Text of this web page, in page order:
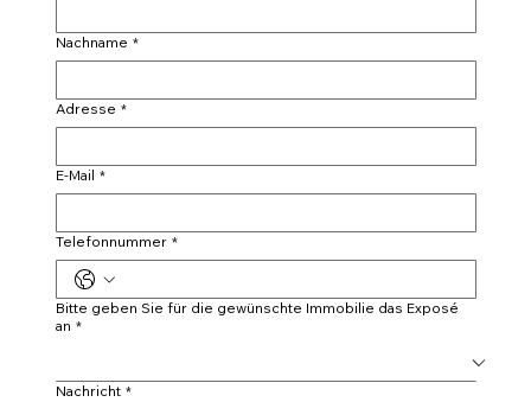
Nachname *
Adresse *
E-Mail *
Telefonnummer *
Bitte geben Sie für die gewünschte Immobilie das Exposé
an *
Nachricht *